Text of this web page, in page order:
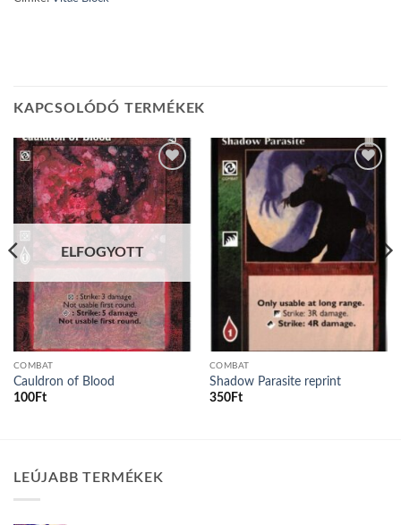
KAPCSOLÓDÓ TERMÉKEK
Add to
wishlist
ELFOGYOTT
COMBAT
Cauldron of Blood
100Ft
Add to
wishlist
COMBAT
Shadow Parasite reprint
350Ft
LEÚJABB TERMÉKEK